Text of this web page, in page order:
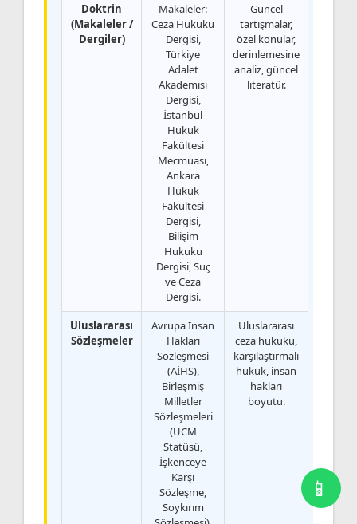
Doktrin
(Makaleler /
Dergiler)
Makaleler:
Ceza Hukuku
Dergisi,
Türkiye
Adalet
Akademisi
Dergisi,
İstanbul
Hukuk
Fakültesi
Mecmuası,
Ankara
Hukuk
Fakültesi
Dergisi,
Bilişim
Hukuku
Dergisi, Suç
ve Ceza
Dergisi.
Güncel
tartışmalar,
özel konular,
derinlemesine
analiz, güncel
literatür.
Uluslararası
Sözleşmeler
Avrupa İnsan
Hakları
Sözleşmesi
(AİHS),
Birleşmiş
Milletler
Sözleşmeleri
(UCM
Statüsü,
İşkenceye
Karşı
Sözleşme,
Soykırım
Uluslararası
ceza hukuku,
karşılaştırmalı
hukuk, insan
hakları
boyutu.